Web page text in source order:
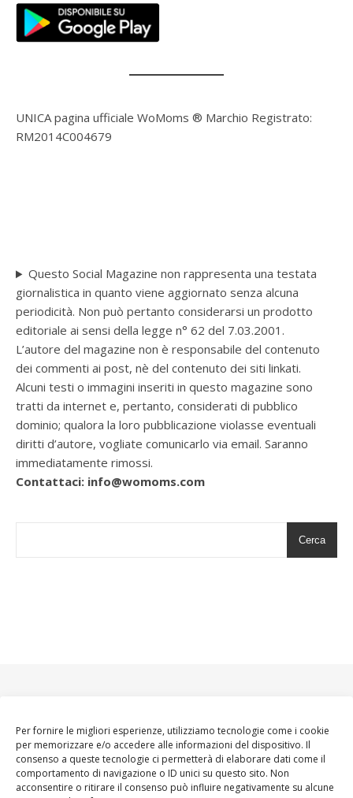
Per fornire le migliori esperienze, utilizziamo tecnologie come i cookie
per memorizzare e/o accedere alle informazioni del dispositivo. Il
consenso a queste tecnologie ci permetterà di elaborare dati come il
comportamento di navigazione o ID unici su questo sito. Non
acconsentire o ritirare il consenso può influire negativamente su alcune
UNICA pagina ufficiale WoMoms ® Marchio Registrato:
RM2014C004679
Questo Social Magazine non rappresenta una testata
giornalistica in quanto viene aggiornato senza alcuna
periodicità. Non può pertanto considerarsi un prodotto
editoriale ai sensi della legge n° 62 del 7.03.2001.
L’autore del magazine non è responsabile del contenuto
dei commenti ai post, nè del contenuto dei siti linkati.
Alcuni testi o immagini inseriti in questo magazine sono
tratti da internet e, pertanto, considerati di pubblico
dominio; qualora la loro pubblicazione violasse eventuali
diritti d’autore, vogliate comunicarlo via email. Saranno
immediatamente rimossi.
Contattaci: info@womoms.com
Cerca